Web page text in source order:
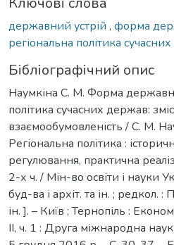
державний устрій , форма
регіональна політика
Бібліографічний опис
Наумкіна С. М. Форма
політика сучасних держав:
взаємообумовленість / С. М.
Регіональна політика :
регулювання, практична
2-х ч. / Мін-во освіти і науки
буд-ва і архіт. та ін. ; редкол. :
ін. ]. – Київ ; Тернопіль :
ІІ, ч. 1 : Друга міжнародна